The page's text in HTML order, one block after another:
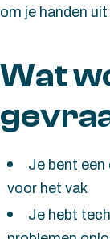
om je handen
Wat
Je bent
voor het vak
Je hebt